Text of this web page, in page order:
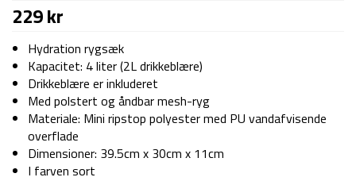
229kr
Hydration rygsæk
Kapacitet: 4 liter (2L drikkeblære)
Drikkeblære er inkluderet
Med polstert og åndbar mesh-ryg
Materiale: Mini ripstop polyester med PU vandafvisende
overflade
Dimensioner: 39.5cm x 30cm x 11cm
I farven sort